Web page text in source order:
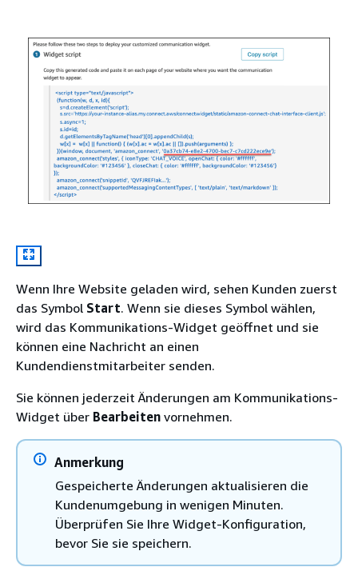
Wenn Ihre Website geladen wird, sehen Kunden zuerst
das Symbol Start. Wenn sie dieses Symbol wählen,
wird das Kommunikations-Widget geöffnet und sie
können eine Nachricht an einen
Kundendienstmitarbeiter senden.
Sie können jederzeit Änderungen am Kommunikations-
Widget über Bearbeiten vornehmen.
Anmerkung
Gespeicherte Änderungen aktualisieren die
Kundenumgebung in wenigen Minuten.
Überprüfen Sie Ihre Widget-Konfiguration,
bevor Sie sie speichern.